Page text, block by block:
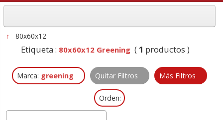
↑ 80x60x12
Etiqueta : 80x60x12 Greening (1 productos )
Marca: greening Quitar Filtros Más Filtros
Orden: